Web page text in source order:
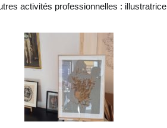
activités professionnelles :